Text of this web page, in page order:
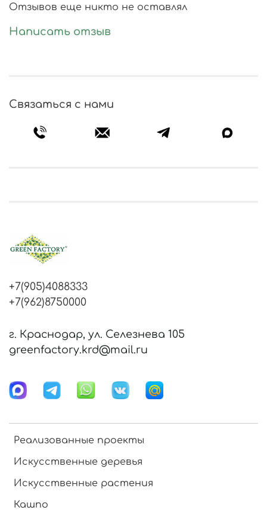
Отзывов еще никто не оставлял
Написать отзыв
Связаться с нами
Реализованные проекты
Искусственные деревья
Искусственные растения
Кашпо
+7(905)4088333
+7(962)8750000
г. Краснодар, ул. Селезнева 105
greenfactory.krd@mail.ru